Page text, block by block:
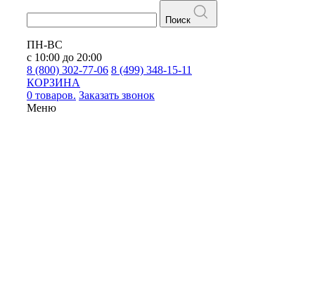
Поиск
ПН-ВС
с 10:00 до 20:00
8 (800) 302-77-06 8 (499) 348-15-11
КОРЗИНА
0 товаров. Заказать звонок
Меню